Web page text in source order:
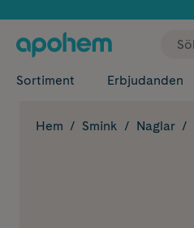
Sortiment Erbjudanden
Hem Smink Naglar